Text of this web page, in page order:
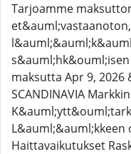
Tarjoamme
maksutta Apr 9, 2026
SCANDINAVIA
Haittavaikutukset